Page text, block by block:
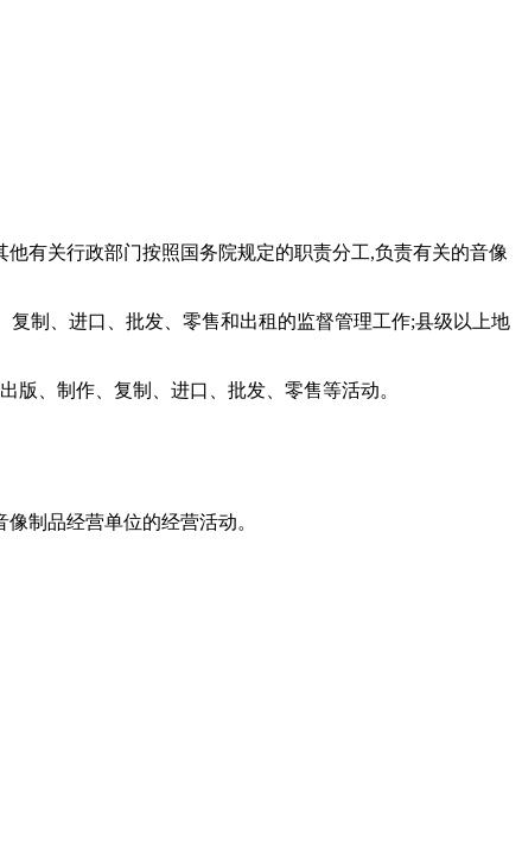
有关行政部门按照国务院规定的职责分工,负责有关的音像
制、进口、批发、零售和出租的监督管理工作;县级以上地
、制作、复制、进口、批发、零售等活动。
制品经营单位的经营活动。